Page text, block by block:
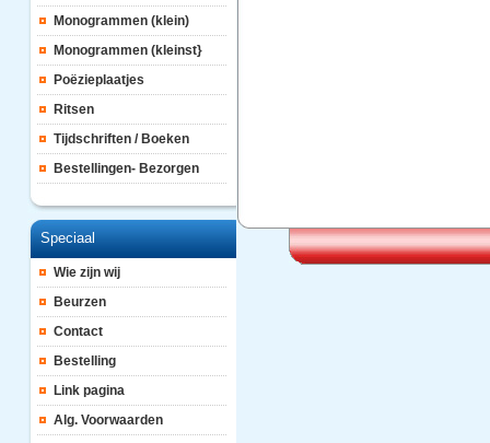
Monogrammen (klein)
Monogrammen (kleinst}
Poëzieplaatjes
Ritsen
Tijdschriften / Boeken
Bestellingen- Bezorgen
Speciaal
Wie zijn wij
Beurzen
Contact
Bestelling
Link pagina
Alg. Voorwaarden